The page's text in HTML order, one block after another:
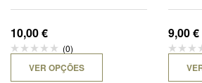
10,00€
(0)
VER OPÇÕES
9,00€